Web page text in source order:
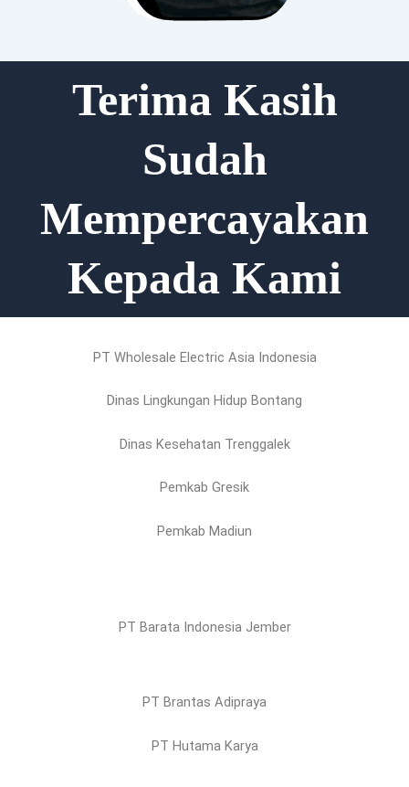
Terima Kasih
Sudah
Mempercayakan
Kepada Kami
PT Wholesale Electric Asia Indonesia
Dinas Lingkungan Hidup Bontang
Dinas Kesehatan Trenggalek
Pemkab Gresik
Pemkab Madiun
PT Barata Indonesia Jember
PT Brantas Adipraya
PT Hutama Karya